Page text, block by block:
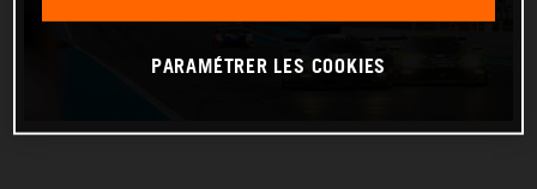
PARAMÉTRER LES COOKIES